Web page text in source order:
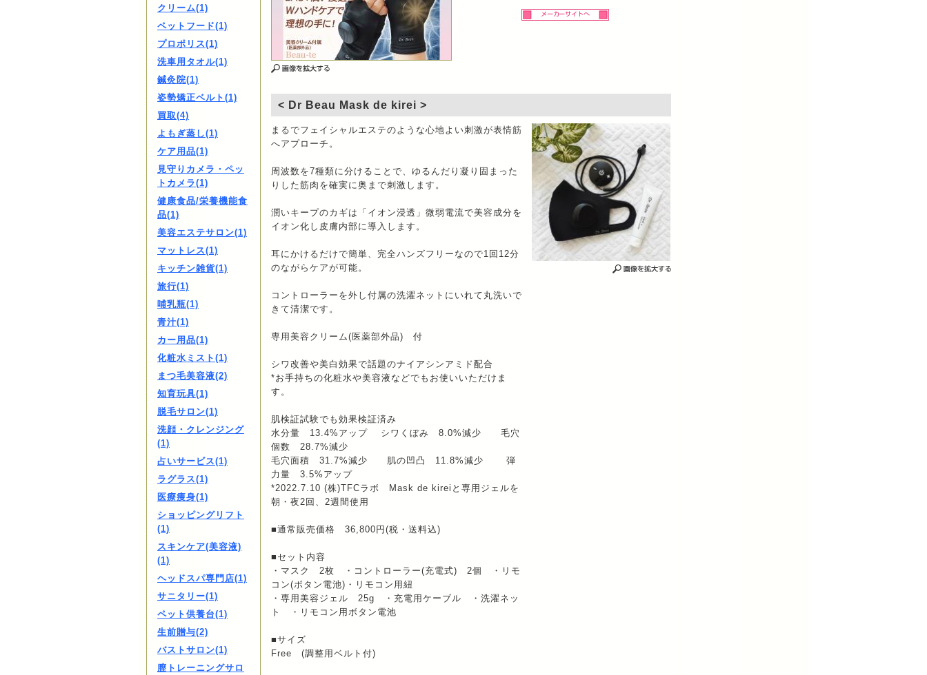
クリーム(1)
ペットフード(1)
プロポリス(1)
洗車用タオル(1)
鍼灸院(1)
姿勢矯正ベルト(1)
買取(4)
よもぎ蒸し(1)
ケア用品(1)
見守りカメラ・ペッ
トカメラ(1)
健康食品/栄養機能食
品(1)
美容エステサロン(1)
マットレス(1)
キッチン雑貨(1)
旅行(1)
哺乳瓶(1)
青汁(1)
カー用品(1)
化粧水ミスト(1)
まつ毛美容液(2)
知育玩具(1)
脱毛サロン(1)
洗顔・クレンジング
(1)
占いサービス(1)
ラグラス(1)
医療痩身(1)
ショッピングリフト
(1)
スキンケア(美容液)
(1)
ヘッドスパ専門店(1)
サニタリー(1)
ペット供養台(1)
生前贈与(2)
バストサロン(1)
膣トレーニングサロ
< Dr Beau Mask de kirei >
まるでフェイシャルエステのような心地よい刺激が表情筋
へアプローチ。
周波数を7種類に分けることで、ゆるんだり凝り固まった
りした筋肉を確実に奥まで刺激します。
潤いキープのカギは「イオン浸透」微弱電流で美容成分を
イオン化し皮膚内部に導入します。
耳にかけるだけで簡単、完全ハンズフリーなので1回12分
のながらケアが可能。
コントローラーを外し付属の洗濯ネットにいれて丸洗いで
きて清潔です。
専用美容クリーム(医薬部外品) 付
シワ改善や美白効果で話題のナイアシンアミド配合
*お手持ちの化粧水や美容液などでもお使いいただけま
す。
肌検証試験でも効果検証済み
水分量 13.4%アップ シワくぼみ 8.0%減少 毛穴
個数 28.7%減少
毛穴面積 31.7%減少 肌の凹凸 11.8%減少 弾
力量 3.5%アップ
*2022.7.10 (株)TFCラボ Mask de kireiと専用ジェルを
朝・夜2回、2週間使用
■通常販売価格 36,800円(税・送料込)
■セット内容
・マスク 2枚 ・コントローラー(充電式) 2個 ・リモ
コン(ボタン電池)・リモコン用紐
・専用美容ジェル 25g ・充電用ケーブル ・洗濯ネッ
ト ・リモコン用ボタン電池
■サイズ
Free (調整用ベルト付)